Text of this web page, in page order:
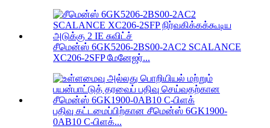
சீமென்ஸ் 6GK5206-2BS00-2AC2 SCALANCE
XC206-2SFP மேனேஜர்...
பதிவு கட்டமைப்பிற்கான சீமென்ஸ் 6GK1900-
0AB10 C-பிளக்...